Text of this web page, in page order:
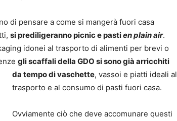
di pensare a come si mangerà fuori casa
si prediligeranno picnic e pastien plain air.
idonei al trasporto di alimenti per brevi o
gli scaffali della GDO si sono già arricchiti
da tempo di vaschette, vassoi e piatti ideali al
trasporto e al consumo di pasti fuori casa.
Ovviamente ciò che deve accomunare questi